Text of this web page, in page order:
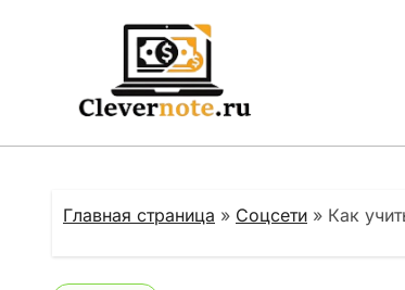
Главная страница » Соцсети » Как